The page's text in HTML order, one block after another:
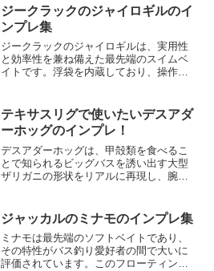
と評価されています。このルアーはグラ
ビンバズテクニックの進...
ジークラックのジャイロギルのイ
ンプレ集
ジークラックのジャイロギルは、実用性
と効率性を兼ね備えた最先端のスイムベ
イトです。浮袋を内蔵しており、操作が
ギルのシルエットを模倣して設計されて
おり、リアルな見た目が特...
テキサスリグで使いたいデスアダ
ーホッグのインプレ！
デスアダーホッグは、甲殻類を食べるこ
とで知られるビッグバスを誘い出す大型
ザリガニの形状をリアルに再現し、腕い
部ネックにより、ザリガニの退却動作を
イメージした蠢きで上下し...
ジャッカルのミナモのインプレ集
ミナモは最先端のソフトベイトであり、
その特性がバス釣り愛好者の間で大いに
評価されています。このフローティング